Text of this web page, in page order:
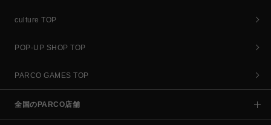
culture TOP
POP-UP SHOP TOP
PARCO GAMES TOP
全国のPARCO店舗